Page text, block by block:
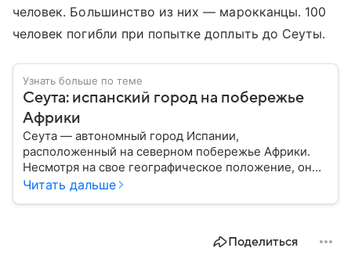
человек. Большинство из них — марокканцы. 100
человек погибли при попытке доплыть до Сеуты.
Узнать больше по теме
Сеута: испанский город на побережье
Африки
Сеута — автономный город Испании,
расположенный на северном побережье Африки.
Несмотря на свое географическое положение, он
остается частью Испании и Европейского союза.
анклавов на африканском континенте: собрали о
Читать дальше
Поделиться